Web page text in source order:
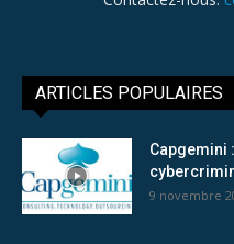
ARTICLES POPULAIRES
Capgemini
9 novembre